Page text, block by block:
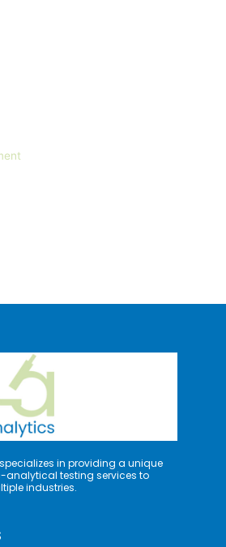
in providing a unique
analytical testing services to
industries.